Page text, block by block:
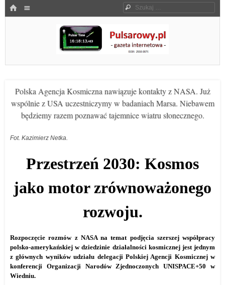
HOME Szukaj
Pulsarowy.pl
Polska Agencja Kosmiczna nawiązuje kontakty z NASA. Już
wspólnie z USA uczestniczymy w badaniach Marsa. Niebawem
będziemy razem poznawać tajemnice wiatru słonecznego.
Fot. Kazimierz Netka.
Przestrzeń 2030: Kosmos
jako motor zrównoważonego
rozwoju.
Rozpoczęcie rozmów z NASA na temat podjęcia szerszej współpracy
polsko-amerykańskiej w dziedzinie działalności kosmicznej jest jednym
z głównych wyników udziału delegacji Polskiej Agencji Kosmicznej w
konferencji Organizacji Narodów Zjednoczonych UNISPACE+50 w
Wiedniu.